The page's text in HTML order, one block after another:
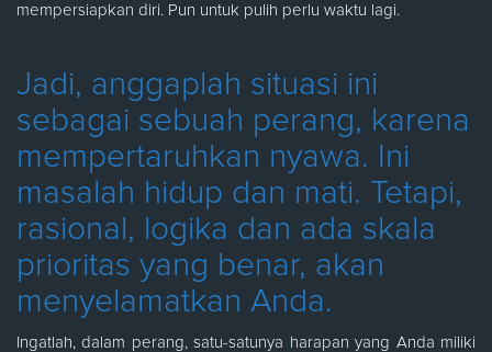
mempersiapkan diri. Pun untuk pulih perlu waktu lagi.
Jadi, anggaplah situasi ini
sebagai sebuah perang, karena
mempertaruhkan nyawa. Ini
masalah hidup dan mati. Tetapi,
rasional, logika dan ada skala
prioritas yang benar, akan
menyelamatkan Anda.
Ingatlah, dalam perang, satu-satunya harapan yang Anda miliki